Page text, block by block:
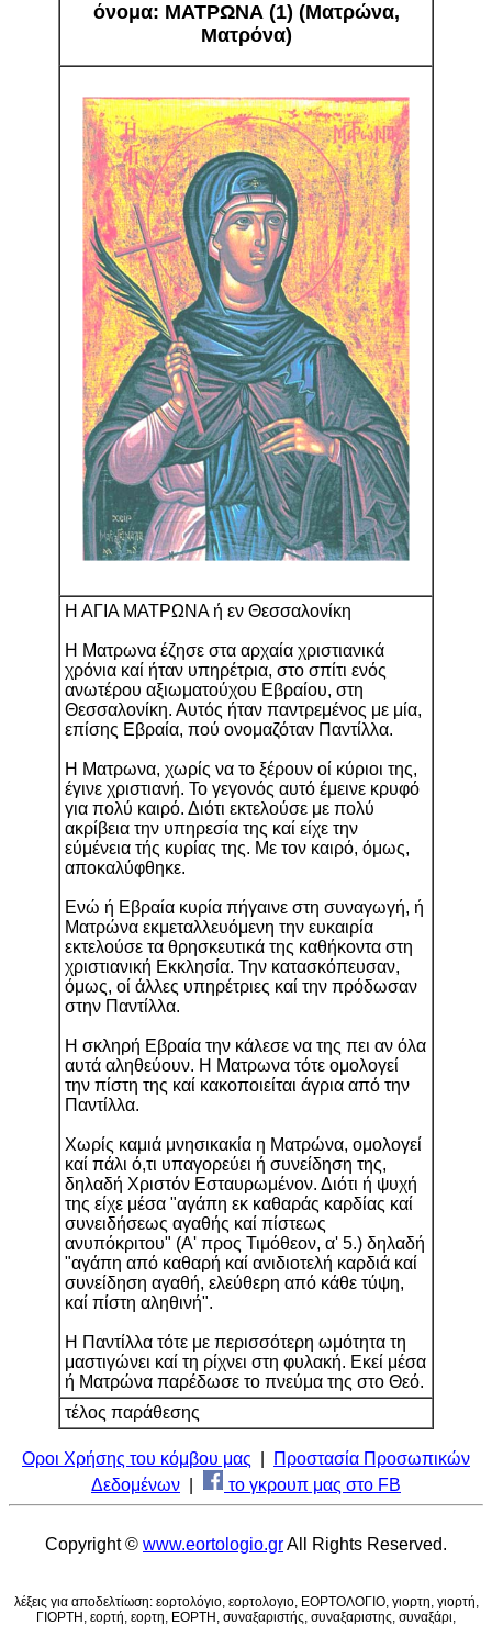
όνομα: ΜΑΤΡΩΝΑ (1) (Ματρώνα,
Ματρόνα)
Η ΑΓΙΑ ΜΑΤΡΩΝΑ ή εν Θεσσαλονίκη
Η Ματρωνα έζησε στα αρχαία χριστιανικά
χρόνια καί ήταν υπηρέτρια, στο σπίτι ενός
ανωτέρου αξιωματούχου Εβραίου, στη
Θεσσαλονίκη. Αυτός ήταν παντρεμένος με μία,
επίσης Εβραία, πού ονομαζόταν Παντίλλα.
Η Ματρωνα, χωρίς να το ξέρουν οί κύριοι της,
έγινε χριστιανή. Το γεγονός αυτό έμεινε κρυφό
για πολύ καιρό. Διότι εκτελούσε με πολύ
ακρίβεια την υπηρεσία της καί είχε την
εύμένεια τής κυρίας της. Με τον καιρό, όμως,
αποκαλύφθηκε.
Ενώ ή Εβραία κυρία πήγαινε στη συναγωγή, ή
Ματρώνα εκμεταλλευόμενη την ευκαιρία
εκτελούσε τα θρησκευτικά της καθήκοντα στη
χριστιανική Εκκλησία. Την κατασκόπευσαν,
όμως, οί άλλες υπηρέτριες καί την πρόδωσαν
στην Παντίλλα.
Η σκληρή Εβραία την κάλεσε να της πει αν όλα
αυτά αληθεύουν. Η Ματρωνα τότε ομολογεί
την πίστη της καί κακοποιείται άγρια από την
Παντίλλα.
Χωρίς καμιά μνησικακία η Ματρώνα, ομολογεί
καί πάλι ό,τι υπαγορεύει ή συνείδηση της,
δηλαδή Χριστόν Εσταυρωμένον. Διότι ή ψυχή
της είχε μέσα "αγάπη εκ καθαράς καρδίας καί
συνειδήσεως αγαθής καί πίστεως
ανυπόκριτου" (Α' προς Τιμόθεον, α' 5.) δηλαδή
"αγάπη από καθαρή καί ανιδιοτελή καρδιά καί
συνείδηση αγαθή, ελεύθερη από κάθε τύψη,
καί πίστη αληθινή".
Η Παντίλλα τότε με περισσότερη ωμότητα τη
μαστιγώνει καί τη ρίχνει στη φυλακή. Εκεί μέσα
ή Ματρώνα παρέδωσε το πνεύμα της στο Θεό.
τέλος παράθεσης
Οροι Χρήσης του κόμβου μας
Προστασία Προσωπικών
Δεδομένων
το γκρουπ μας στο FB
Copyright © www.eortologio.grAll Rights Reserved.
λέξεις για αποδελτίωση: εορτολόγιο, εορτολογιο, ΕΟΡΤΟΛΟΓΙΟ, γιορτη, γιορτή,
ΓΙΟΡΤΗ, εορτή, εορτη, ΕΟΡΤΗ, συναξαριστής, συναξαριστης, συναξάρι,